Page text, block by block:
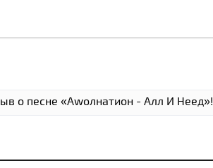
о песне «Аwолнатион - Алл И Неед»!